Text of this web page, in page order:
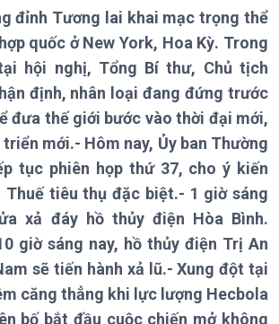
dân
Thế giới
Tin thế giới
Vấn đề quốc tế
Hồ sơ sự kiện quốc tế
Thế giới & Việt Nam
Biên cương - Một dải vững
bền
Nông nghiệp & Biển đảo
Tin Nông nghiệp & Biển
đảo
đỉnh Tương lai khai mạc trọng thể
quốc ở New York, Hoa Kỳ. Trong
hội nghị, Tổng Bí thư, Chủ tịch
định, nhân loại đang đứng trước
đưa thế giới bước vào thời đại mới,
mới.- Hôm nay, Ủy ban Thường
tục phiên họp thứ 37, cho ý kiến
Thuế tiêu thụ đặc biệt.- 1 giờ sáng
xả đáy hồ thủy điện Hòa Bình.
giờ sáng nay, hồ thủy điện Trị An
sẽ tiến hành xả lũ.- Xung đột tại
căng thẳng khi lực lượng Hecbola
bố bắt đầu cuộc chiến mở không